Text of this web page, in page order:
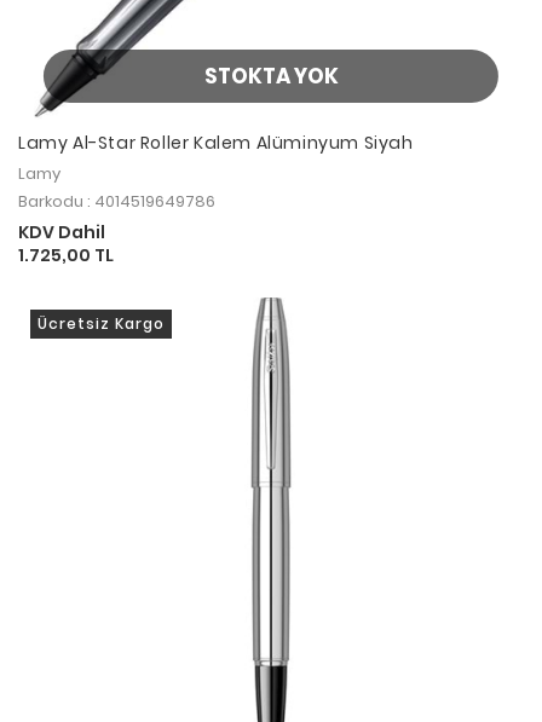
STOKTA YOK
Lamy Al-Star Roller Kalem Alüminyum Siyah
Lamy
Barkodu : 4014519649786
KDV Dahil
1.725,00 TL
Ücretsiz Kargo